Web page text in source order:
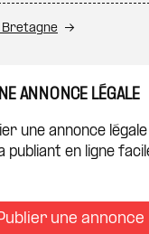
Bretagne
ANNONCE LÉGALE
une annonce
publiant en ligne
une annonce